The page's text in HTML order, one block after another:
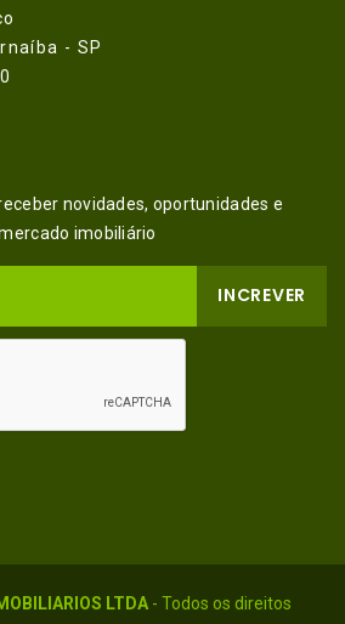
- SP
novidades, oportunidades e
imobiliário
INCREVER
LTDA - Todos os direitos